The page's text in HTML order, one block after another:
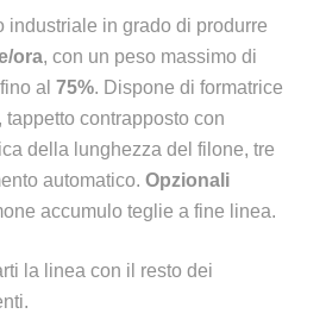
industriale in grado di produrre
ora, con un peso massimo di
al 75%. Dispone di formatrice
contrapposto con
della lunghezza del filone, tre
automatico.Opzionali
accumulo teglie a fine linea.
la linea con il resto dei